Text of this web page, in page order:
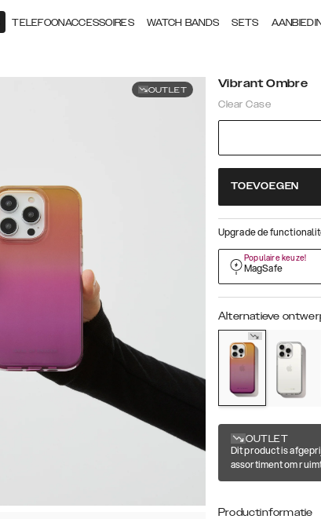
TELEFOONACCESSOIRES WATCH BANDS SETS
OUTLET Vibrant Ombre
Clear Case
TOEVOEGEN
Upgrade de
Populaire keuze!
MagSafe
Alternatieve
OUTLET
Dit product is
assortiment om
Productinformatie